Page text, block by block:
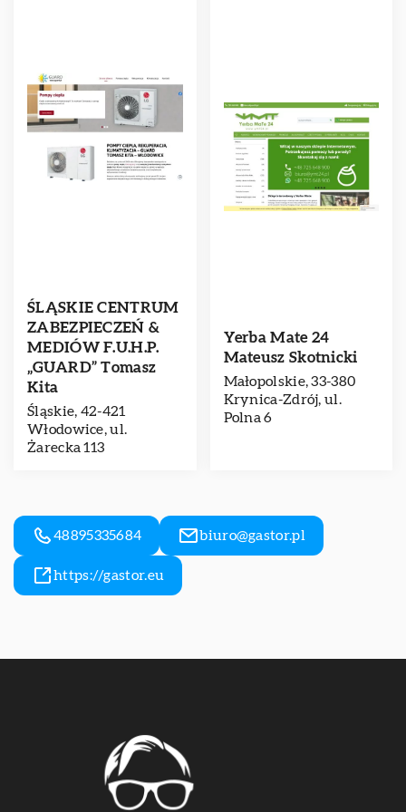
ŚLĄSKIE CENTRUM
ZABEZPIECZEŃ &
MEDIÓW F.U.H.P.
„GUARD” Tomasz
Kita
Śląskie, 42-421
Włodowice, ul.
Żarecka 113
Yerba Mate 24
Mateusz Skotnicki
Małopolskie, 33-380
Krynica-Zdrój, ul.
Polna 6
48895335684 biuro@gastor.pl
https://gastor.eu